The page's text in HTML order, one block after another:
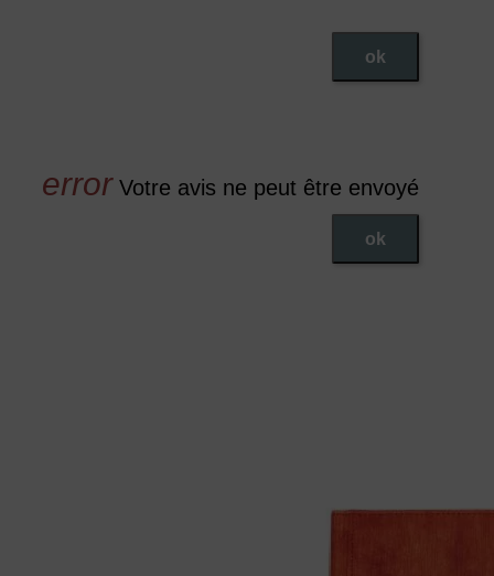
ok
Votre avis ne peut être envoyé
ok